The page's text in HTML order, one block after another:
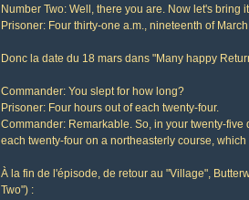
Number Two: Well, there you are. Now let's bring
Prisoner: Four thirty-one a.m., nineteenth of
Donc la date du 18 mars dans "Many happy
Commander: You slept for how long?
Prisoner: Four hours out of each twenty-four.
Commander: Remarkable. So, in your twenty-
each twenty-four on a northeasterly course, which
À la fin de l'épisode, de retour au "Village",
Two") :